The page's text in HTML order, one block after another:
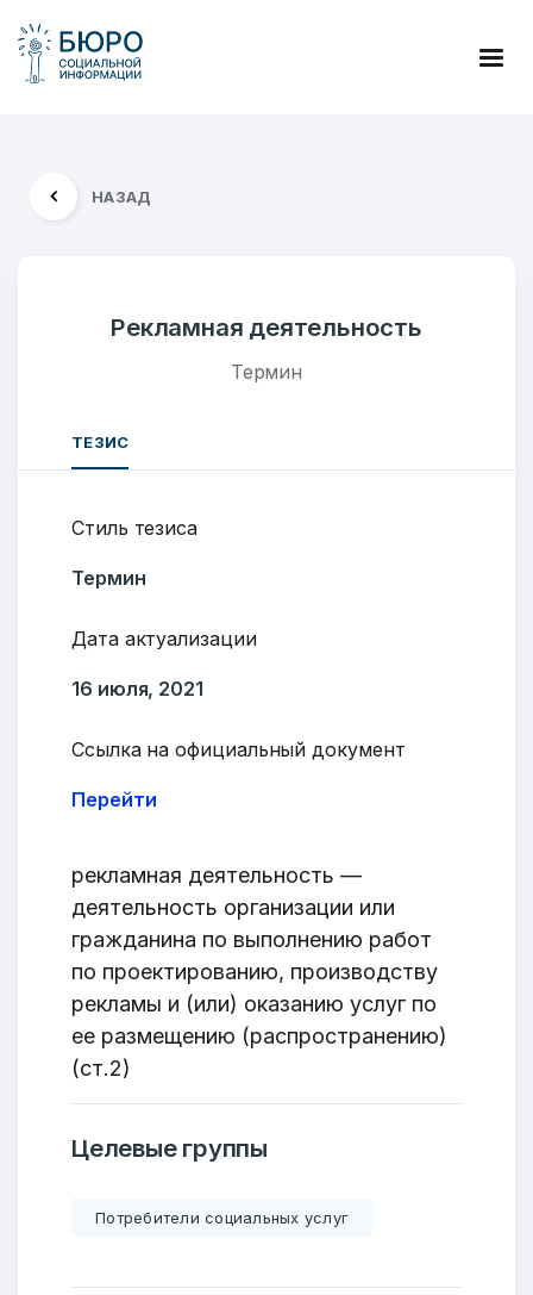
НАЗАД
Рекламная деятельность
Термин
ТЕЗИС
Стиль тезиса
Термин
Дата актуализации
16 июля, 2021
Ссылка на официальный документ
Перейти
рекламная деятельность —
деятельность организации или
гражданина по выполнению работ
по проектированию, производству
рекламы и (или) оказанию услуг по
ее размещению (распространению)
(ст.2)
Целевые группы
Потребители социальных услуг